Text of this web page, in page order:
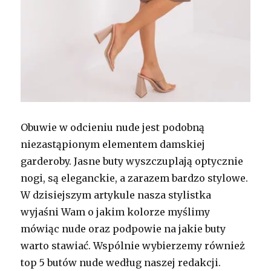
Obuwie w odcieniu nude jest podobną
niezastąpionym elementem damskiej
garderoby. Jasne buty wyszczuplają optycznie
nogi, są eleganckie, a zarazem bardzo stylowe.
W dzisiejszym artykule nasza stylistka
wyjaśni Wam o jakim kolorze myślimy
mówiąc nude oraz podpowie na jakie buty
warto stawiać. Wspólnie wybierzemy również
top 5 butów nude według naszej redakcji.